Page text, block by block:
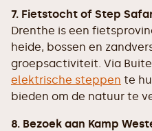
7. Fietstocht of Step
Drenthe is een
heide, bossen en
groepsactiviteit. Via
elektrische steppen te
bieden om de natuur te
8. Bezoek aan Kamp